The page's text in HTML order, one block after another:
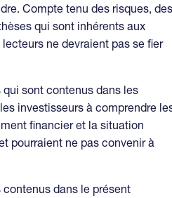
Compte tenu des risques, des
qui sont inhérents aux
ne devraient pas se fier
sont contenus dans les
investisseurs à comprendre
financier et la situation
pourraient ne pas convenir à
dans le présent